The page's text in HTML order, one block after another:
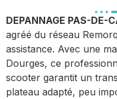
DEPANNAGE PAS-DE-
agréé du réseau
assistance. Avec une
Dourges, ce
scooter garantit un
plateau adapté, peu